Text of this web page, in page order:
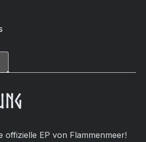
offizielle EP von Flammenmeer!